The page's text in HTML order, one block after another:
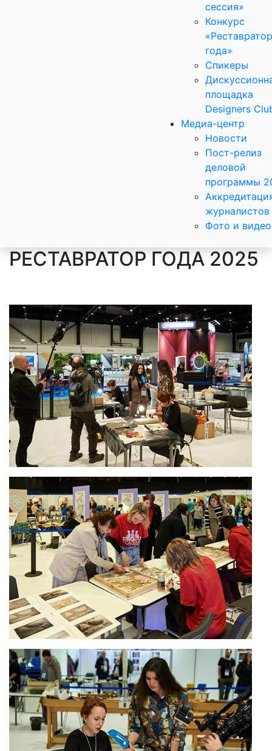
сессия»
Конкурс
«Реставратор
года»
Спикеры
площадка
Designers
Медиа-центр
Новости
Пост-релиз
деловой
программы
журналистов
Фото и видео
РЕСТАВРАТОР ГОДА 2025